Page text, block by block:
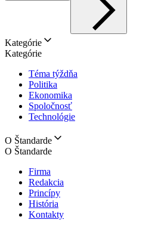
Kategórie
Kategórie
Téma týždňa
Politika
Ekonomika
Spoločnosť
Technológie
O Štandarde
O Štandarde
Firma
Redakcia
Princípy
História
Kontakty